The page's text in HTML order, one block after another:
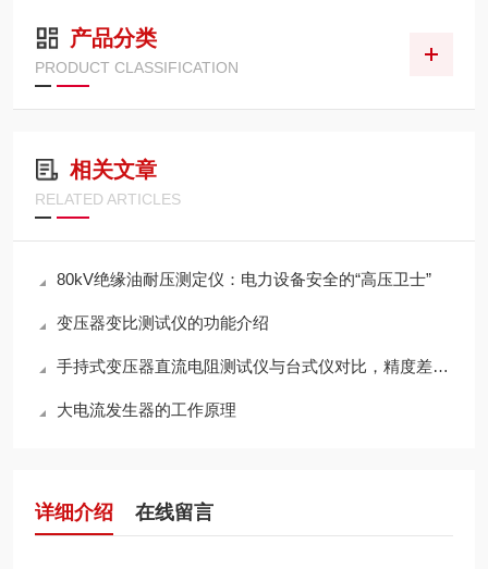
产品分类
PRODUCT CLASSIFICATION
相关文章
RELATED ARTICLES
80kV绝缘油耐压测定仪：电力设备安全的“高压卫士”
变压器变比测试仪的功能介绍
手持式变压器直流电阻测试仪与台式仪对比，精度差多少？
大电流发生器的工作原理
详细介绍 在线留言